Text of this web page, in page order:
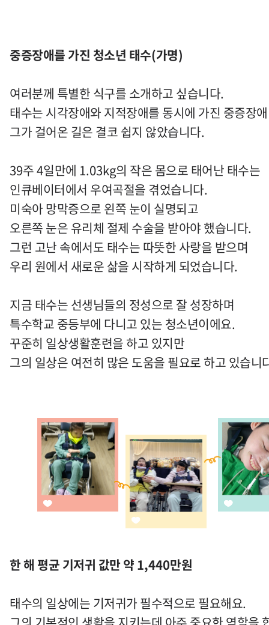
중증장애를 가진 청소년 태수(가명)
여러분께 특별한 식구를 소개하고 싶습니다.
태수는 시각장애와 지적장애를 동시에 가진 중증장
그가 걸어온 길은 결코 쉽지 않았습니다.
39주4일만에 1.03kg의 작은 몸으로 태어난 태수는
인큐베이터에서 우여곡절을 겪었습니다.
미숙아 망막증으로 왼쪽 눈이 실명되고
오른쪽 눈은 유리체 절제 수술을 받아야 했습니다.
그런 고난 속에서도 태수는 따뜻한 사랑을 받으며
우리 원에서 새로운 삶을 시작하게 되었습니다.
지금 태수는 선생님들의 정성으로 잘 성장하며
특수학교 중등부에 다니고 있는 청소년이에요.
꾸준히 일상생활훈련을 하고 있지만
그의 일상은 여전히 많은 도움을 필요로 하고 있습니
한 해 평균 기저귀 값만 약1,440만원
태수의 일상에는 기저귀가 필수적으로 필요해요.